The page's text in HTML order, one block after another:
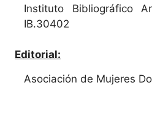
Instituto Bibliográfico
IB.30402
Editorial:
Asociación de Mujeres